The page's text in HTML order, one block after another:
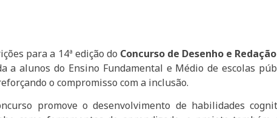
para a 14ª edição do Concurso de Desenho e
a alunos do Ensino Fundamental e Médio de escolas
o compromisso com a inclusão.
promove o desenvolvimento de habilidades